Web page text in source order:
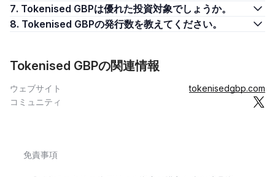
7. Tokenised GBPは優れた投資対象でしょうか。
8. Tokenised GBPの発行数を教えてください。
Tokenised GBPの関連情報
ウェブサイト
tokenisedgbp.com
コミュニティ
免責事項